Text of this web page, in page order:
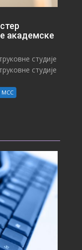
академске
студије
студије
МСС